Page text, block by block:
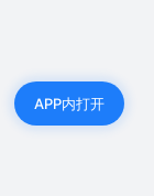
APP内打开